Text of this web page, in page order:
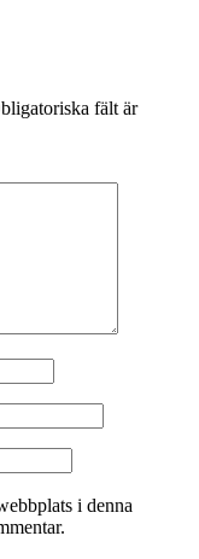
fält är
i denna